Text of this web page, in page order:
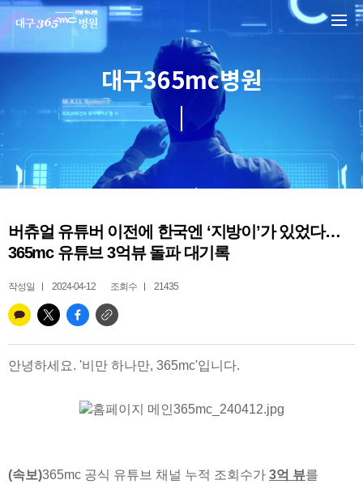
본문 바로가기
대구365mc병원
버츄얼 유튜버 이전에 한국엔 ‘지방이’가 있었다…
365mc 유튜브 3억뷰 돌파 대기록
작성일 2024-04-12 조회수 21435
안녕하세요. '비만 하나만, 365mc'입니다.
(속보)365mc 공식 유튜브 채널 누적 조회수가 3억 뷰를